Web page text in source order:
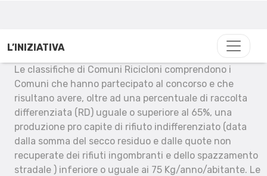
L’INIZIATIVA
Le classifiche di Comuni Ricicloni comprendono i
Comuni che hanno partecipato al concorso e che
risultano avere, oltre ad una percentuale di raccolta
differenziata (RD) uguale o superiore al 65%, una
produzione pro capite di rifiuto indifferenziato (data
dalla somma del secco residuo e dalle quote non
recuperate dei rifiuti ingombranti e dello spazzamento
stradale ) inferiore o uguale ai 75 Kg/anno/abitante. Le